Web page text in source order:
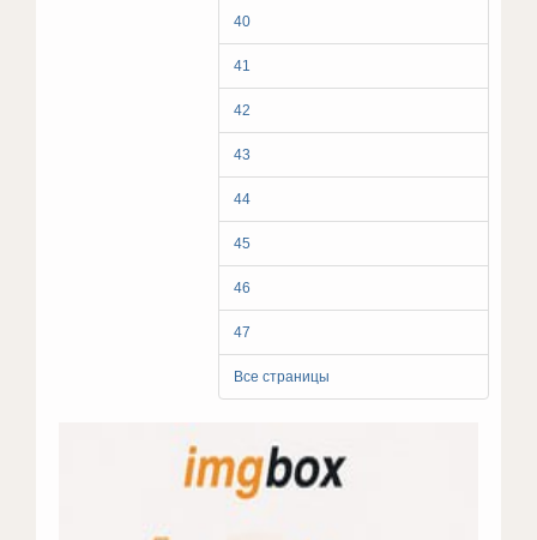
40
41
42
43
44
45
46
47
Все страницы